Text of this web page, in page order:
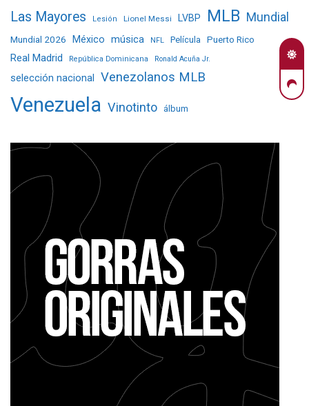
Las Mayores Lesión Lionel Messi LVBP MLB Mundial
Mundial 2026 México música NFL Película Puerto Rico
Real Madrid República Dominicana Ronald Acuña Jr.
selección nacional Venezolanos MLB
Venezuela Vinotinto álbum